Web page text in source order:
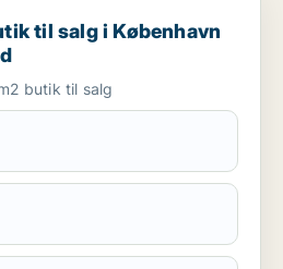
i København eller Nordsjælland
til salg i København
butik til salg